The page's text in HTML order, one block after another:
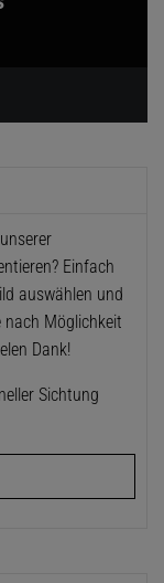
Einfach
auswählen und
Möglichkeit
Dank!
Sichtung